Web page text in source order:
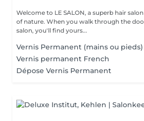
Welcome to LE SALON, a superb hair
of nature. When you walk through the doors of this beautiful
salon, you'll find yours...
Vernis Permanent (mains ou pieds)
Vernis permanent French
Dépose Vernis Permanent